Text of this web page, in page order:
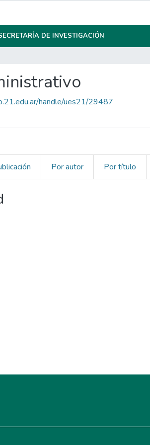
DE INVESTIGACIÓN
handle/ues21/29487
Por autor Por título